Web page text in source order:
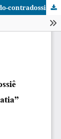
falacias-pseudoceticas-e-pseudocientificas-do-contradossie-das_m3uDzFx.pdf